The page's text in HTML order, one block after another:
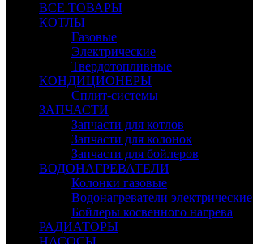
ВСЕ ТОВАРЫ
КОТЛЫ
Газовые
Электрические
Твердотопливные
КОНДИЦИОНЕРЫ
Сплит-системы
ЗАПЧАСТИ
Запчасти для котлов
Запчасти для колонок
Запчасти для бойлеров
ВОДОНАГРЕВАТЕЛИ
Колонки газовые
Водонагреватели электрические
Бойлеры косвенного нагрева
РАДИАТОРЫ
НАСОСЫ